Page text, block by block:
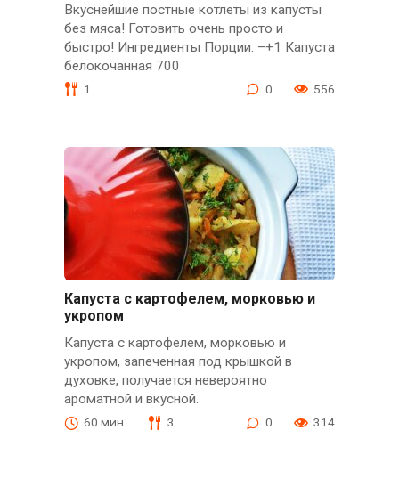
Вкуснейшие постные котлеты из капусты
без мяса! Готовить очень просто и
быстро! Ингредиенты Порции: –+1 Капуста
белокочанная 700
1 0 556
Капуста с картофелем, морковью и
укропом
Капуста с картофелем, морковью и
укропом, запеченная под крышкой в
духовке, получается невероятно
ароматной и вкусной.
60 мин. 3 0 314